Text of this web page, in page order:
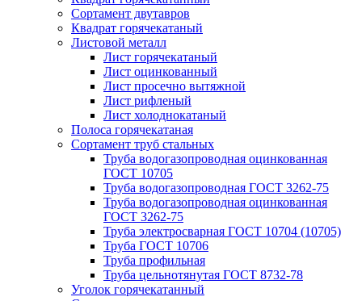
Сортамент двутавров
Квадрат горячекатаный
Листовой металл
Лист горячекатаный
Лист оцинкованный
Лист просечно вытяжной
Лист рифленый
Лист холоднокатаный
Полоса горячекатаная
Сортамент труб стальных
Труба водогазопроводная оцинкованная
ГОСТ 10705
Труба водогазопроводная ГОСТ 3262-75
Труба водогазопроводная оцинкованная
ГОСТ 3262-75
Труба электросварная ГОСТ 10704 (10705)
Труба ГОСТ 10706
Труба профильная
Труба цельнотянутая ГОСТ 8732-78
Уголок горячекатанный